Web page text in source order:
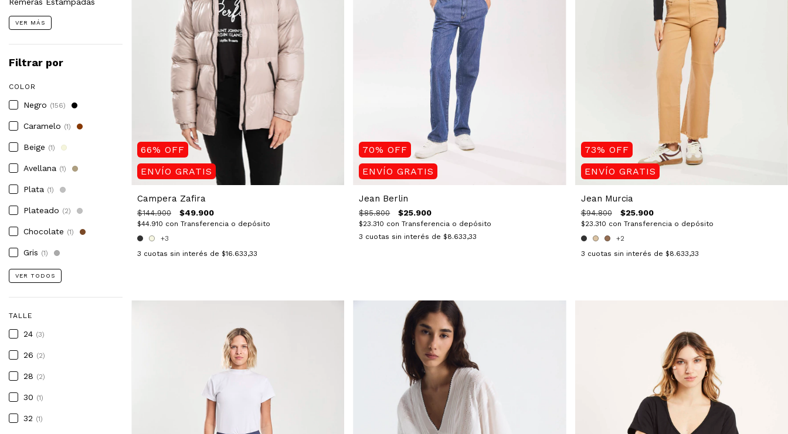
VER MÁS
Filtrar por
COLOR
Negro (156)
Caramelo (1)
Beige (1)
Avellana (1)
Plata (1)
Plateado (2)
Chocolate (1)
Gris (1)
VER TODOS
TALLE
24 (3)
26 (2)
28 (2)
30 (1)
32 (1)
66% OFF
ENVÍO GRATIS
Campera Zafira
$144.900 $49.900
$44.910 con Transferencia o depósito
+3
3 cuotas sin interés de $16.633,33
70%OFF
ENVÍO GRATIS
Jean Berlin
$85.800 $25.900
$23.310 con Transferencia o depósito
3 cuotas sin interés de$8.633,33
73% OFF
ENVÍO GRATIS
Jean Murcia
$94.800 $25.900
$23.310 con Transferencia o depósito
+2
3 cuotas sin interés de $8.633,33